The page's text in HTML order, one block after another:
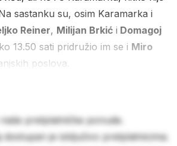
sastanku su, osim Karamarka i
Reiner, Milijan Brkić i Domagoj
13.50 sati pridružio im se i Miro
poslova.
pretplatničke ponude.
dostupan je isključivo pretplatnicima.